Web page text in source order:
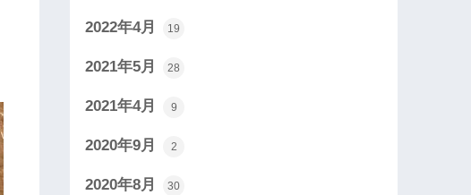
2022年4月 19
2021年5月 28
2021年4月 9
2020年9月 2
2020年8月 30